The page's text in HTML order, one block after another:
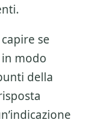
se
modo
della